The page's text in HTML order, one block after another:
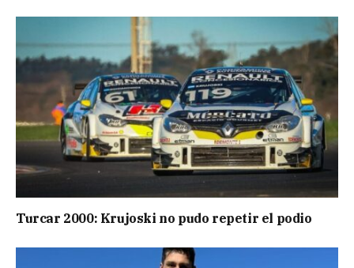
Turcar 2000: Krujoski no pudo repetir el podio